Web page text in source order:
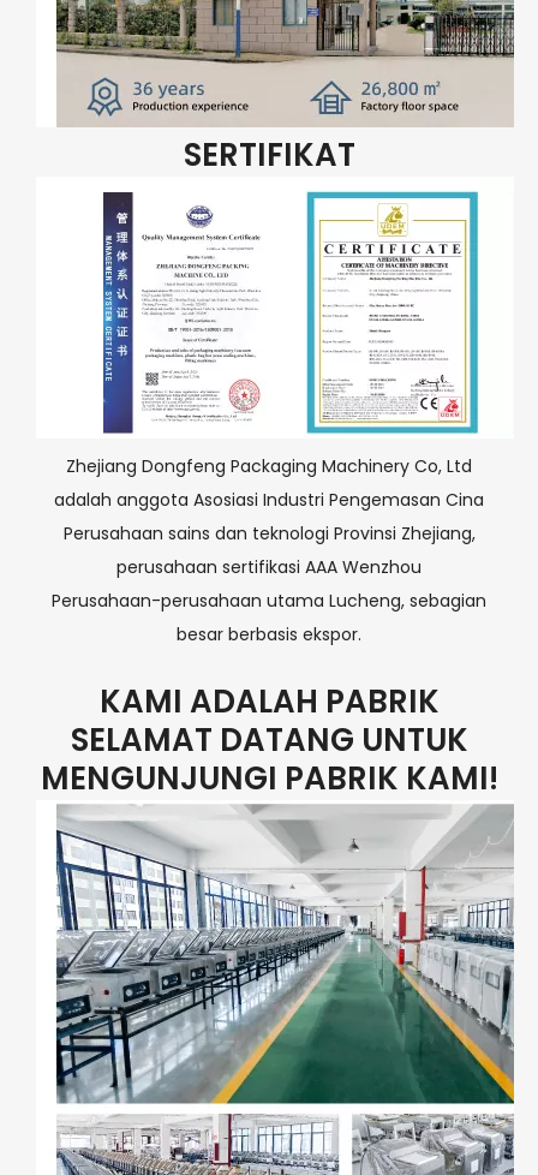
SERTIFIKAT
Zhejiang Dongfeng Packaging Machinery Co, Ltd
adalah anggota Asosiasi Industri Pengemasan Cina
Perusahaan sains dan teknologi Provinsi Zhejiang,
perusahaan sertifikasi AAA Wenzhou
Perusahaan-perusahaan utama Lucheng, sebagian
besar berbasis ekspor.
KAMI ADALAH PABRIK
SELAMAT DATANG UNTUK
MENGUNJUNGI PABRIK KAMI!